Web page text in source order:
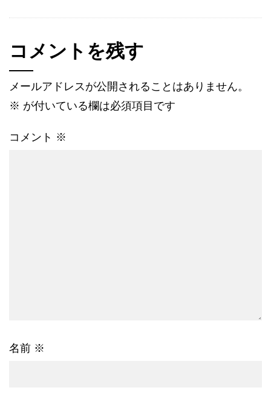
コメントを残す
メールアドレスが公開されることはありません。
※ が付いている欄は必須項目です
コメント ※
名前 ※